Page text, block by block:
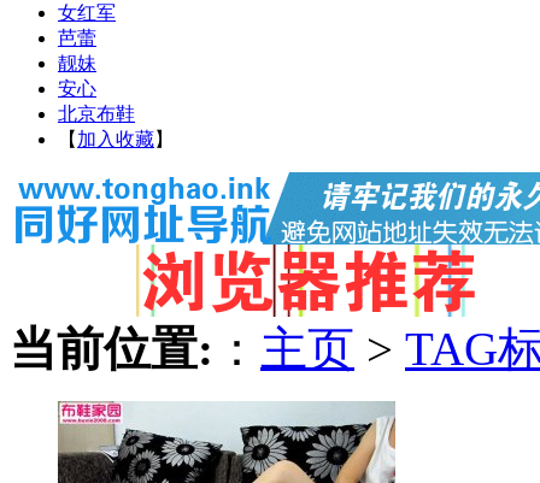
女红军
芭蕾
靓妹
安心
北京布鞋
【 加入收藏】
当前位置: ： 主页 > TAG